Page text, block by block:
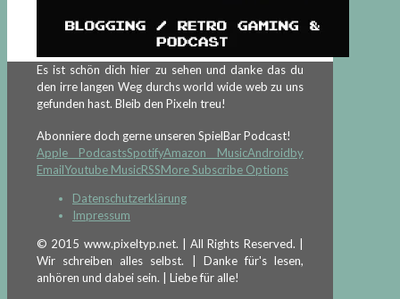
Es ist schön dich hier zu sehen und danke das du
den irre langen Weg durchs world wide web zu uns
gefunden hast. Bleib den Pixeln treu!
Abonniere doch gerne unseren SpielBar Podcast!
Apple PodcastsSpotifyAmazon MusicAndroidby
EmailYoutube MusicRSSMore Subscribe Options
Datenschutzerklärung
Impressum
© 2015 www.pixeltyp.net. | All Rights Reserved. |
Wir schreiben alles selbst. | Danke für's lesen,
anhören und dabei sein. | Liebe für alle!